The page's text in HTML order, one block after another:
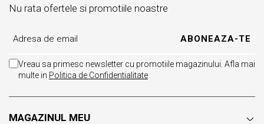
Nu rata ofertele si promotiile noastre
Vreau sa primesc newsletter cu promotiile magazinului. Afla mai
multe in Politica de Confidentialitate
MAGAZINUL MEU